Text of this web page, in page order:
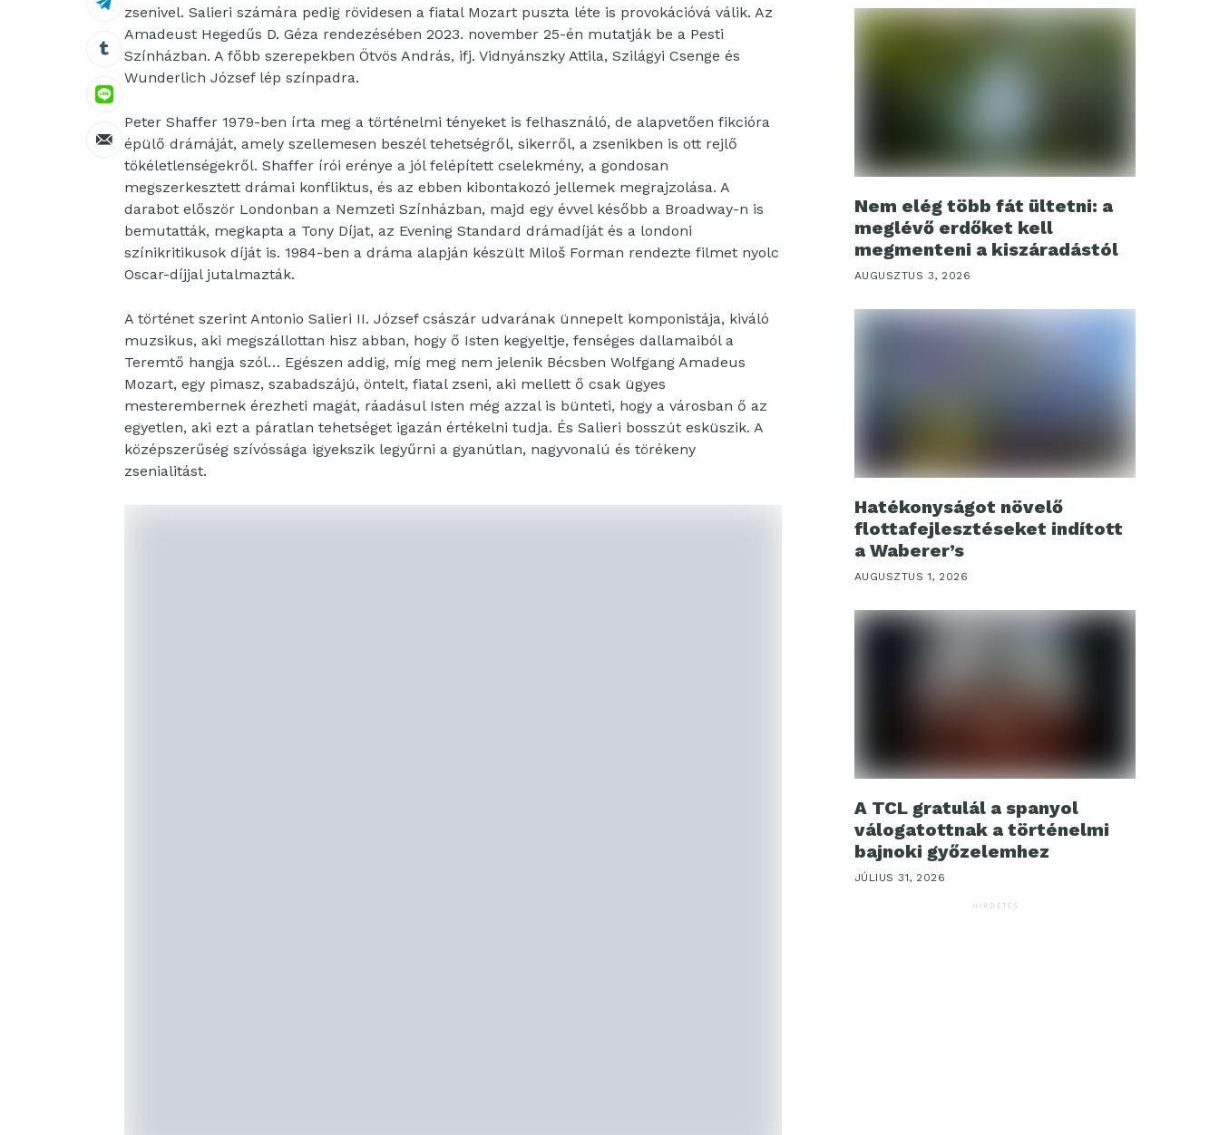
zsenivel. Salieri számára pedig rövidesen a fiatal Mozart puszta léte is provokációvá válik. Az
Amadeust Hegedűs D. Géza rendezésében 2023. november 25-én mutatják be a Pesti
Színházban. A főbb szerepekben Ötvös András, ifj. Vidnyánszky Attila, Szilágyi Csenge és
Wunderlich József lép színpadra.
Peter Shaffer 1979-ben írta meg a történelmi tényeket is felhasználó, de alapvetően fikcióra
épülő drámáját, amely szellemesen beszél tehetségről, sikerről, a zsenikben is ott rejlő
tökéletlenségekről. Shaffer írói erénye a jól felépített cselekmény, a gondosan
megszerkesztett drámai konfliktus, és az ebben kibontakozó jellemek megrajzolása. A
darabot először Londonban a Nemzeti Színházban, majd egy évvel később a Broadway-n is
bemutatták, megkapta a Tony Díjat, az Evening Standard drámadíját és a londoni
színikritikusok díját is. 1984-ben a dráma alapján készült Miloš Forman rendezte filmet nyolc
Oscar-díjjal jutalmazták.
A történet szerint Antonio Salieri II. József császár udvarának ünnepelt komponistája, kiváló
muzsikus, aki megszállottan hisz abban, hogy ő Isten kegyeltje, fenséges dallamaiból a
Teremtő hangja szól… Egészen addig, míg meg nem jelenik Bécsben Wolfgang Amadeus
Mozart, egy pimasz, szabadszájú, öntelt, fiatal zseni, aki mellett ő csak ügyes
mesterembernek érezheti magát, ráadásul Isten még azzal is bünteti, hogy a városban ő az
egyetlen, aki ezt a páratlan tehetséget igazán értékelni tudja. És Salieri bosszút esküszik. A
középszerűség szívóssága igyekszik legyűrni a gyanútlan, nagyvonalú és törékeny
zsenialitást.
Nem elég több fát ültetni: a
meglévő erdőket kell
megmenteni a kiszáradástól
AUGUSZTUS 3, 2026
Hatékonyságot növelő
flottafejlesztéseket indított
a Waberer’s
AUGUSZTUS 1, 2026
A TCL gratulál a spanyol
válogatottnak a történelmi
bajnoki győzelemhez
JÚLIUS 31, 2026
HIRDETÉS